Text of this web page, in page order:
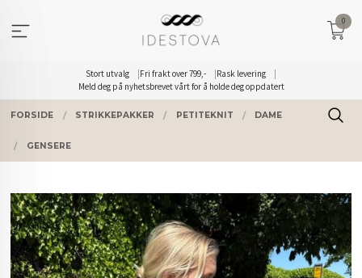
innholdet
Stort utvalg Fri frakt over 799,-
Rask levering
Meld deg på nyhetsbrevet vårt for å holde deg oppdatert
0
FORSIDE STRIKKEPAKKER PETITEKNIT DAME
GENSERE